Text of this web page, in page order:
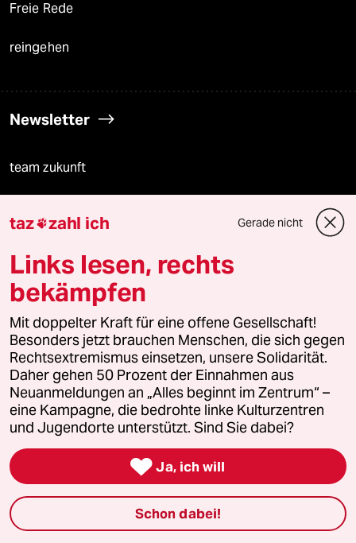
Freie Rede
reingehen
Newsletter
team zukunft
taz lab Infobrief
Veranstaltungen
Demnächst
Live im Stream
Vergangene
taz zahl ich Gerade nicht
Links lesen, rechts
bekämpfen
Mit doppelter Kraft für eine offene Gesellschaft!
Besonders jetzt brauchen Menschen, die sich gegen
Rechtsextremismus einsetzen, unsere Solidarität.
Daher gehen 50 Prozent der Einnahmen aus
Neuanmeldungen an „Alles beginnt im Zentrum“ –
eine Kampagne, die bedrohte linke Kulturzentren
und Jugendorte unterstützt. Sind Sie dabei?
 Ja, ich will
Schon dabei!